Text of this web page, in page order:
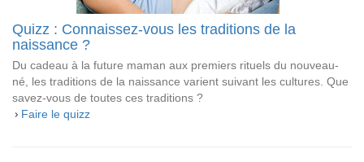
Quizz : Connaissez-vous les traditions de la
naissance ?
Du cadeau à la future maman aux premiers rituels du nouveau-
né, les traditions de la naissance varient suivant les cultures. Que
savez-vous de toutes ces traditions ?
Faire le quizz